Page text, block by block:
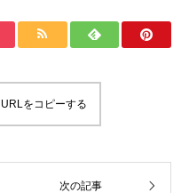
をコピーする
次の記事